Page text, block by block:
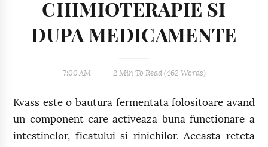
CHIMIOTERAPIE SI
DUPA MEDICAMENTE
7:00 AM 2 MinTo Read (462 Words)
Kvass este o bautura fermentata folositoare avand
un component care activeaza buna functionare a
intestinelor, ficatului si rinichilor. Aceasta reteta